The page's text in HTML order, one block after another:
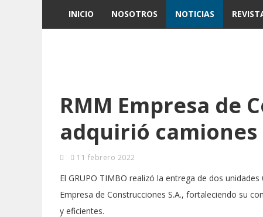
INICIO NOSOTROS NOTICIAS
RMM Empresa de
adquirió
11 febrero 2022
El GRUPO TIMBO realizó la entrega de dos
Empresa de Construcciones S.A., fortaleciendo su
y eficientes.